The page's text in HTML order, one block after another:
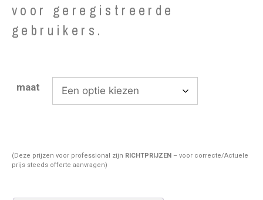
voor geregistreerde
gebruikers.
maat
(Deze prijzen voor professional zijn RICHTPRIJZEN – voor correcte/Actuele
prijs steeds offerte aanvragen)